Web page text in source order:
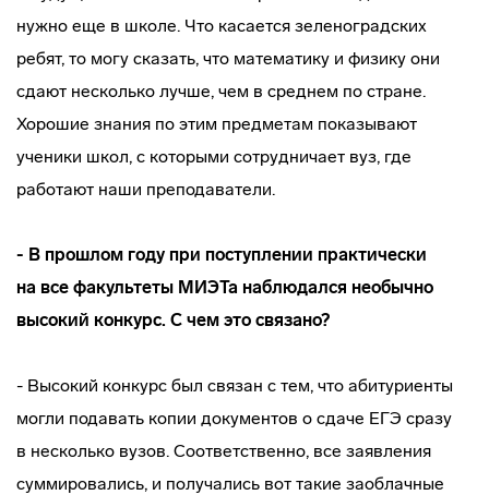
нужно еще в школе. Что касается зеленоградских
ребят, то могу сказать, что математику и физику они
сдают несколько лучше, чем в среднем по стране.
Хорошие знания по этим предметам показывают
ученики школ, с которыми сотрудничает вуз, где
работают наши преподаватели.
- В прошлом году при поступлении практически
на все факультеты МИЭТа наблюдался необычно
высокий конкурс. С чем это связано?
- Высокий конкурс был связан с тем, что абитуриенты
могли подавать копии документов о сдаче ЕГЭ сразу
в несколько вузов. Соответственно, все заявления
суммировались, и получались вот такие заоблачные